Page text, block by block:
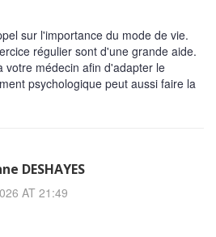
sur l'importance du mode de vie.
régulier sont d'une grande aide.
votre médecin afin d'adapter le
psychologique peut aussi faire la
DESHAYES
AT 21:49